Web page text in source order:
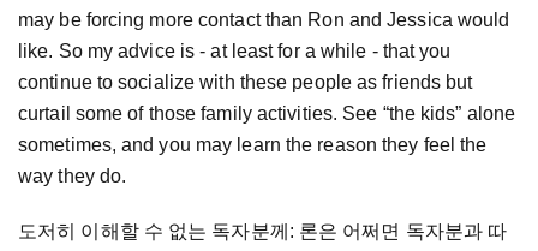
may be forcing more contact than Ron and Jessica would
like. So my advice is - at least for a while - that you
continue to socialize with these people as friends but
curtail some of those family activities. See “the kids” alone
sometimes, and you may learn the reason they feel the
way they do.
도저히 이해할 수 없는 독자분께: 론은 어쩌면 독자분과 따